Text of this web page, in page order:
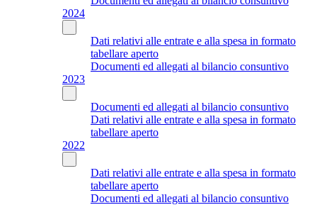
2024
Dati relativi alle entrate e alla spesa in formato
tabellare aperto
Documenti ed allegati al bilancio consuntivo
2023
Documenti ed allegati al bilancio consuntivo
Dati relativi alle entrate e alla spesa in formato
tabellare aperto
2022
Dati relativi alle entrate e alla spesa in formato
tabellare aperto
Documenti ed allegati al bilancio consuntivo